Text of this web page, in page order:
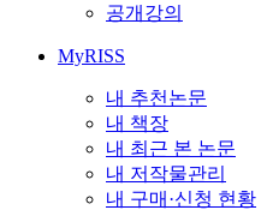
공개강의
MyRISS
내 추천논문
내 책장
내 최근 본 논문
내 저작물관리
내 구매·신청 현황